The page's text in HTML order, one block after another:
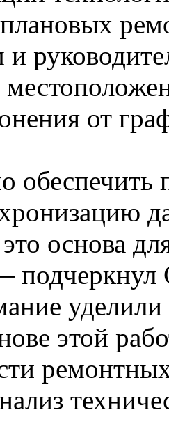
и
от
обеспечить
основа
этой